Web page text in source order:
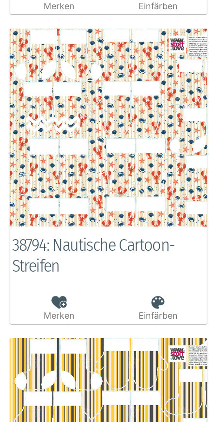
Merken Einfärben
38794: Nautische Cartoon-
Streifen
Merken Einfärben